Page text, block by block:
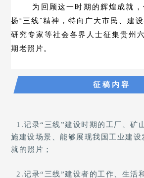
为回顾这一时期的辉煌成就
扬“三线”精神，特向广大市民、建
研究专家等社会各界人士征集贵州
期老照片。
征 稿 内 容
1.记录“三线”建设时期的工厂、矿
施建设场景、能够展现我国工业建设
就的照片；
2.记录“三线”建设者的工作、生活